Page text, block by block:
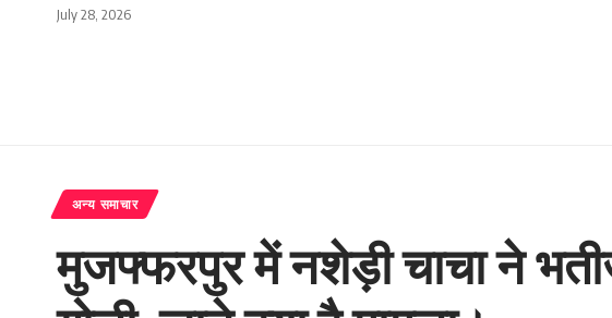
July 28, 2026
अन्य समाचार
मुजफ्फरपुर में नशेड़ी चाचा ने